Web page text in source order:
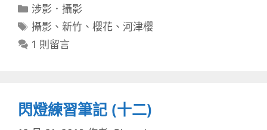
分
類
涉影．攝影
標
籤
攝影 、新竹 、櫻花 、 河津櫻
1 則留言
閃燈練習筆記 (十二)